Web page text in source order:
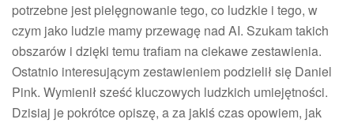
potrzebne jest pielęgnowanie tego, co ludzkie i tego, w
czym jako ludzie mamy przewagę nad AI. Szukam takich
obszarów i dzięki temu trafiam na ciekawe zestawienia.
Ostatnio interesującym zestawieniem podzielił się Daniel
Pink. Wymienił sześć kluczowych ludzkich umiejętności.
Dzisiaj je pokrótce opiszę, a za jakiś czas opowiem, jak